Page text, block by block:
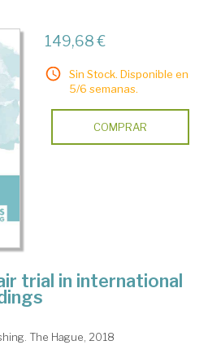
149,68 €
Sin Stock. Disponible en
5/6 semanas.
COMPRAR
trial in international
The Hague, 2018